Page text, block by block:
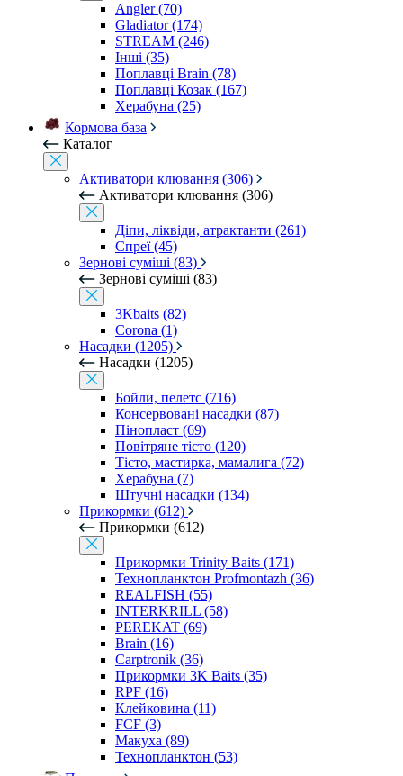
Angler (70)
Gladiator (174)
STREAM (246)
Інші (35)
Поплавці Brain (78)
Поплавці Козак (167)
Херабуна (25)
Кормова база
Каталог
Активатори клювання (306)
Активатори клювання (306)
Діпи, ліквіди, атрактанти (261)
Спреї (45)
Зернові суміші (83)
Зернові суміші (83)
3Kbaits (82)
Corona (1)
Насадки (1205)
Насадки (1205)
Бойли, пелетс (716)
Консервовані насадки (87)
Пінопласт (69)
Повітряне тісто (120)
Тісто, мастирка, мамалига (72)
Херабуна (7)
Штучні насадки (134)
Прикормки (612)
Прикормки (612)
Прикормки Trinity Baits (171)
Технопланктон Profmontazh (36)
REALFISH (55)
INTERKRILL (58)
PEREKAT (69)
Brain (16)
Carptronik (36)
Прикормки 3K Baits (35)
RPF (16)
Клейковина (11)
FCF (3)
Макуха (89)
Технопланктон (53)